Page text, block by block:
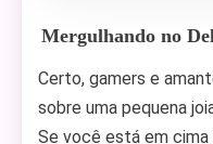
Mergulhando no
Certo, gamers e
sobre uma pequena
Se você está em cima